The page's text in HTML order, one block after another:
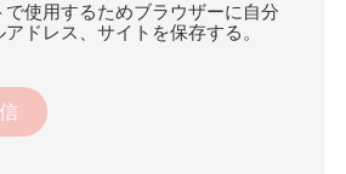
で使用するためブラウザーに自分
ドレス、サイトを保存する。